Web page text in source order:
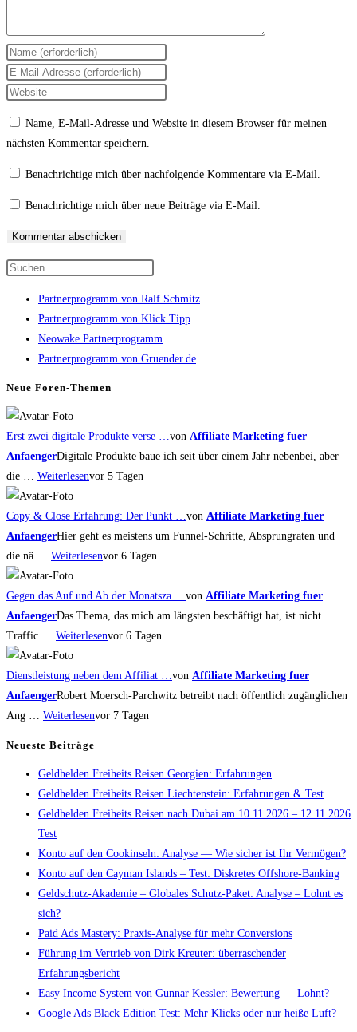
Gib
deinen
Namen
Benutzernamen
Kommentieren
Gib
deine
zum
ein
Gib
ein
Name, E-Mail-Adresse und Website in diesem Browser für meinen
nächsten Kommentar speichern.
Benachrichtige mich über nachfolgende Kommentare via E-Mail.
Benachrichtige mich über neue Beiträge via E-Mail.
to
close
the
search
Partnerprogramm von Ralf Schmitz
Partnerprogramm von Klick Tipp
Neowake Partnerprogramm
Partnerprogramm von Gruender.de
Neue Foren-Themen
Erst zwei digitale Produkte verse …von Affiliate Marketing fuer
AnfaengerDigitale Produkte baue ich seit über einem Jahr nebenbei, aber
die … Weiterlesenvor 5 Tagen
Copy & Close Erfahrung: Der Punkt …von Affiliate Marketing fuer
AnfaengerHier geht es meistens um Funnel-Schritte, Absprungraten und
die nä … Weiterlesenvor 6 Tagen
Gegen das Auf und Ab der Monatsza …von Affiliate Marketing fuer
AnfaengerDas Thema, das mich am längsten beschäftigt hat, ist nicht
Traffic … Weiterlesenvor 6 Tagen
Dienstleistung neben dem Affiliat …von Affiliate Marketing fuer
AnfaengerRobert Moersch-Parchwitz betreibt nach öffentlich zugänglichen
Ang … Weiterlesenvor 7 Tagen
Neueste Beiträge
Geldhelden Freiheits Reisen Georgien: Erfahrungen
Geldhelden Freiheits Reisen Liechtenstein: Erfahrungen & Test
Geldhelden Freiheits Reisen nach Dubai am 10.11.2026 – 12.11.2026
Test
Konto auf den Cookinseln: Analyse — Wie sicher ist Ihr Vermögen?
Konto auf den Cayman Islands – Test: Diskretes Offshore-Banking
Geldschutz-Akademie – Globales Schutz-Paket: Analyse – Lohnt es
sich?
Paid Ads Mastery: Praxis-Analyse für mehr Conversions
Führung im Vertrieb von Dirk Kreuter: überraschender
Erfahrungsbericht
Easy Income System von Gunnar Kessler: Bewertung — Lohnt?
Google Ads Black Edition Test: Mehr Klicks oder nur heiße Luft?